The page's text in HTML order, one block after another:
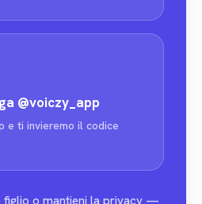
@voiczy_app
e ti invieremo il codice
o mantieni la privacy —